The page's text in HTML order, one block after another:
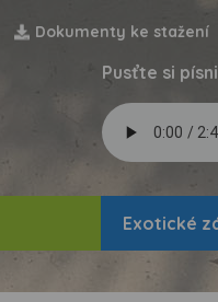
Dokumenty ke stažení
Pusťte si
Exotické